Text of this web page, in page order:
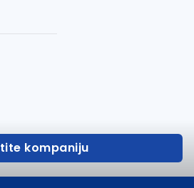
kompaniju